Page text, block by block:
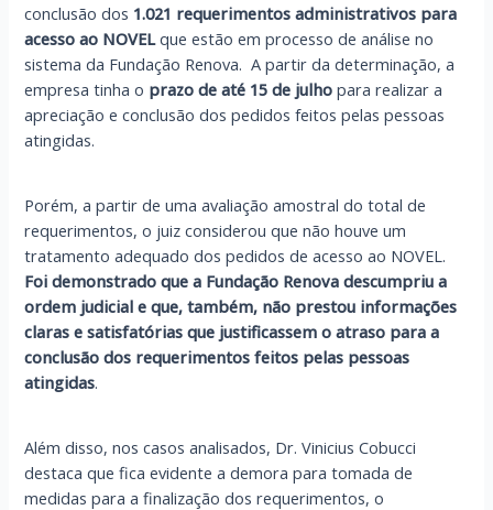
conclusão dos 1.021 requerimentos administrativos para
acesso ao NOVELque estão em processo de análise no
sistema da Fundação Renova. A partir da determinação, a
empresa tinha o prazo de até 15 de julho para realizar a
apreciação e conclusão dos pedidos feitos pelas pessoas
atingidas.
Porém, a partir de uma avaliação amostral do total de
requerimentos, o juiz considerou que não houve um
tratamento adequado dos pedidos de acesso ao NOVEL.
Foi demonstrado que a Fundação Renova descumpriu a
ordem judicial e que, também, não prestou informações
claras e satisfatórias que justificassem o atraso para a
conclusão dos requerimentos feitos pelas pessoas
atingidas.
Além disso, nos casos analisados, Dr. Vinicius Cobucci
destaca que fica evidente a demora para tomada de
medidas para a finalização dos requerimentos, o